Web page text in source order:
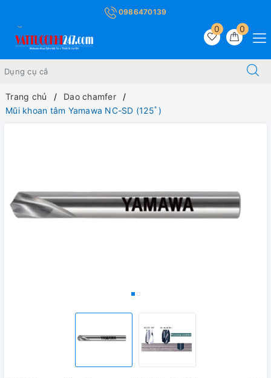
0986470139
0
0
Trang chủ
Dao chamfer
Mũi khoan tâm Yamawa NC-SD (125ﾟ)